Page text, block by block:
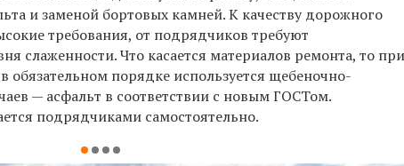
и заменой бортовых камней. К качеству дорожного
требования, от подрядчиков требуют
слаженности. Что касается материалов ремонта, то при
обязательном порядке используется щебеночно-
— асфальт в соответствии с новым ГОСТом.
подрядчиками самостоятельно.